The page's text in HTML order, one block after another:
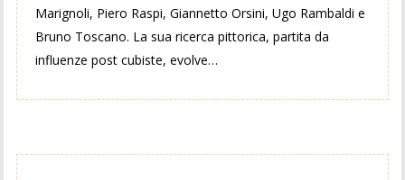
Marignoli, Piero Raspi, Giannetto Orsini, Ugo Rambaldi e
Bruno Toscano. La sua ricerca pittorica, partita da
influenze post cubiste, evolve…